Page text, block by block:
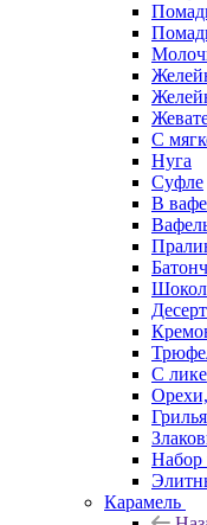
С
Нуга
Суфле
В
С
Набор
Карамель